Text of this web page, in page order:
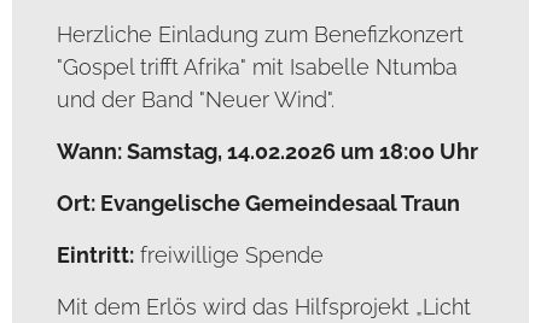
Herzliche Einladung zum Benefizkonzert
"Gospel trifft Afrika" mit Isabelle Ntumba
und der Band "Neuer Wind".
Wann: Samstag, 14.02.2026 um 18:00 Uhr
Ort: Evangelische Gemeindesaal Traun
Eintritt: freiwillige Spende
Mit dem Erlös wird das Hilfsprojekt „Licht